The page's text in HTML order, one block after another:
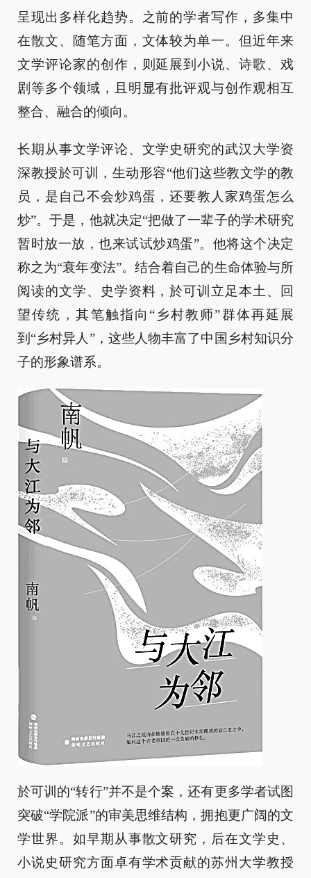
呈现出多样化趋势。之前的学者写作，多集中
在散文、随笔方面，文体较为单一。但近年来
文学评论家的创作，则延展到小说、诗歌、戏
剧等多个领域，且明显有批评观与创作观相互
整合、融合的倾向。
长期从事文学评论、文学史研究的武汉大学资
深教授於可训，生动形容“他们这些教文学的教
员，是自己不会炒鸡蛋，还要教人家鸡蛋怎么
炒”。于是，他就决定“把做了一辈子的学术研究
暂时放一放，也来试试炒鸡蛋”。他将这个决定
称之为“衰年变法”。结合着自己的生命体验与所
阅读的文学、史学资料，於可训立足本土、回
望传统，其笔触指向“乡村教师”群体再延展
到“乡村异人”，这些人物丰富了中国乡村知识分
子的形象谱系。
於可训的“转行”并不是个案，还有更多学者试图
突破“学院派”的审美思维结构，拥抱更广阔的文
学世界。如早期从事散文研究，后在文学史、
小说史研究方面卓有学术贡献的苏州大学教授